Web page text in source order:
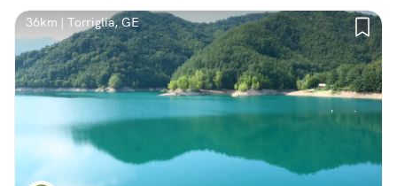
36km | Torriglia, GE